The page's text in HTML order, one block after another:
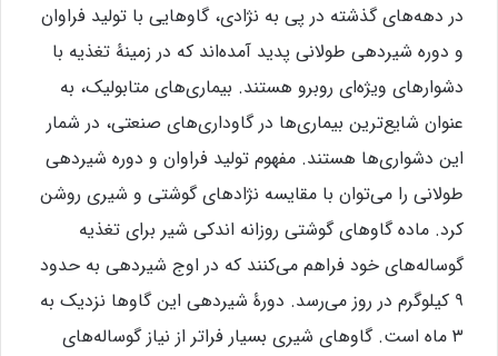
در دهه‌های گذشته در پی به نژادی، گاوهایی با تولید فراوان
و دوره شیردهی طولانی پدید آمده‌اند که در زمینۀ تغذیه با
دشوارهای ویژه‌ای روبرو هستند. بیماری‌های متابولیک، به
عنوان شایع‌ترین بیماری‌ها در گاوداری‌های صنعتی، در شمار
این دشواری‌ها هستند. مفهوم تولید فراوان و دوره شیردهی
طولانی را می‌توان با مقایسه نژادهای گوشتی و شیری روشن
کرد. ماده گاوهای گوشتی روزانه اندکی شیر برای تغذیه
گوساله‌های خود فراهم می‌کنند که در اوج شیردهی به حدود
۹ کیلوگرم در روز می‌رسد. دورۀ شیردهی این گاوها نزدیک به
۳ ماه است. گاوهای شیری بسیار فراتر از نیاز گوساله‌های